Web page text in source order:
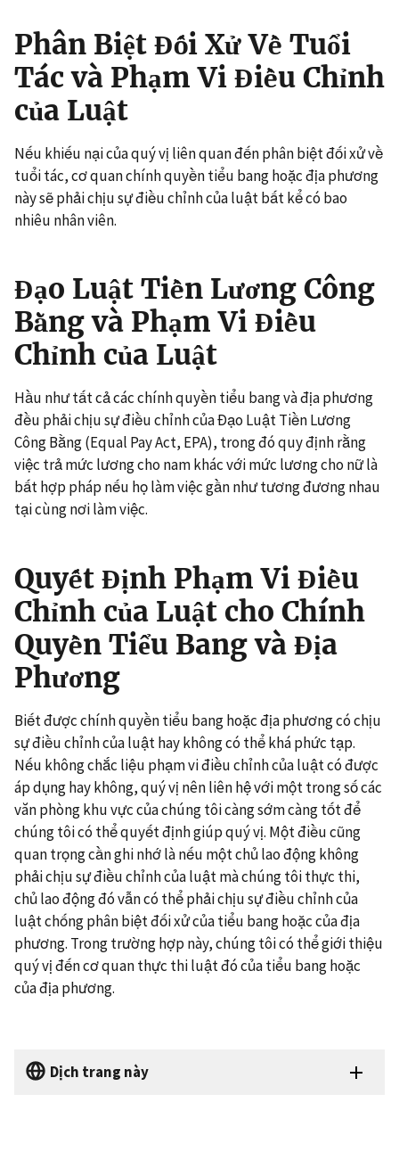
Phân Biệt Đối Xử Về Tuổi
Tác và Phạm Vi Điều Chỉnh
của Luật
Nếu khiếu nại của quý vị liên quan đến phân biệt đối xử về
tuổi tác, cơ quan chính quyền tiểu bang hoặc địa phương
này sẽ phải chịu sự điều chỉnh của luật bất kể có bao
nhiêu nhân viên.
Đạo Luật Tiền Lương Công
Bằng và Phạm Vi Điều
Chỉnh của Luật
Hầu như tất cả các chính quyền tiểu bang và địa phương
đều phải chịu sự điều chỉnh của Đạo Luật Tiền Lương
Công Bằng (Equal Pay Act, EPA), trong đó quy định rằng
việc trả mức lương cho nam khác với mức lương cho nữ là
bất hợp pháp nếu họ làm việc gần như tương đương nhau
tại cùng nơi làm việc.
Quyết Định Phạm Vi Điều
Chỉnh của Luật cho Chính
Quyền Tiểu Bang và Địa
Phương
Biết được chính quyền tiểu bang hoặc địa phương có chịu
sự điều chỉnh của luật hay không có thể khá phức tạp.
Nếu không chắc liệu phạm vi điều chỉnh của luật có được
áp dụng hay không, quý vị nên liên hệ với một trong số các
văn phòng khu vực của chúng tôi càng sớm càng tốt để
chúng tôi có thể quyết định giúp quý vị. Một điều cũng
quan trọng cần ghi nhớ là nếu một chủ lao động không
phải chịu sự điều chỉnh của luật mà chúng tôi thực thi,
chủ lao động đó vẫn có thể phải chịu sự điều chỉnh của
luật chống phân biệt đối xử của tiểu bang hoặc của địa
phương. Trong trường hợp này, chúng tôi có thể giới thiệu
quý vị đến cơ quan thực thi luật đó của tiểu bang hoặc
của địa phương.
Dịch trang này